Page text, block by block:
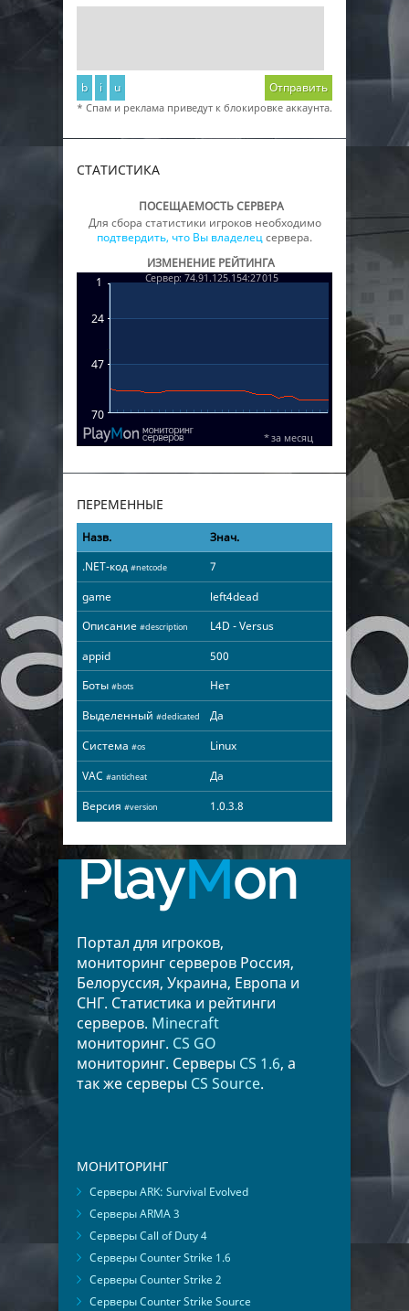
b i u Отправить
* Спам и реклама приведут к блокировке аккаунта.
СТАТИСТИКА
ПОСЕЩАЕМОСТЬ СЕРВЕРА
Для сбора статистики игроков необходимо
подтвердить, что Вы владелецсервера.
ИЗМЕНЕНИЕ РЕЙТИНГА
ПЕРЕМЕННЫЕ
Назв.
Знач.
.NET-код #netcode
7
game
left4dead
Описание #description
L4D - Versus
appid
500
Боты #bots
Нет
Выделенный #dedicated
Да
Система #os
Linux
VAC #anticheat
Да
Версия #version 1.0.3.8
PlayMon
Портал для игроков,
мониторинг серверов Россия,
Белоруссия, Украина, Европа и
СНГ. Статистика и рейтинги
серверов. Minecraft
мониторинг. CS GO
мониторинг. Серверы CS 1.6, а
так же серверы CS Source.
МОНИТОРИНГ
Серверы ARK: Survival Evolved
Серверы ARMA 3
Серверы Call of Duty 4
Серверы Counter Strike 1.6
Серверы Counter Strike 2
Серверы Counter Strike Source